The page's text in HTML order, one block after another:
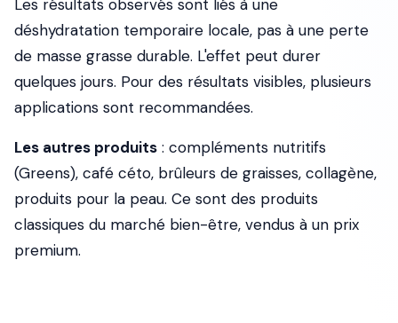
Les résultats observés sont liés à une
déshydratation temporaire locale, pas à une perte
de masse grasse durable. L'effet peut durer
quelques jours. Pour des résultats visibles, plusieurs
applications sont recommandées.
Les autres produits : compléments nutritifs
(Greens), café céto, brûleurs de graisses, collagène,
produits pour la peau. Ce sont des produits
classiques du marché bien-être, vendus à un prix
premium.